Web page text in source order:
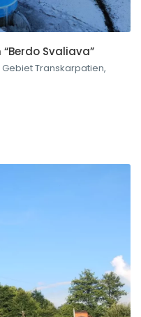
Svaliava”
Transkarpatien,